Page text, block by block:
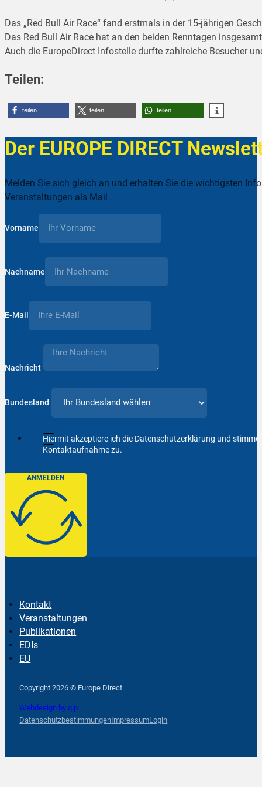
Das „Red Bull Air Race“ fand erstmals in der 15-jährigen
Das Red Bull Air Race hat an den beiden Renntagen
Auch die EuropeDirect Infostelle durfte zahlreiche Besucher
Teilen:
teilen teilen teilen
Der EUROPE DIRECT
Melden Sie sich gleich an und erhalten Sie die wichtigsten
Veranstaltungen als Mail
Vorname
Nachname
E-Mail
Nachricht
Bundesland
Hiermit akzeptiere ich die Datenschutzerklärung und
Kontaktaufnahme zu.
ANMELDEN
Kontakt
Veranstaltungen
Publikationen
EDIs
EU
Copyright 2026 © Europe Direct
Webdesign by qlp
DatenschutzbestimmungenImpressumLogin